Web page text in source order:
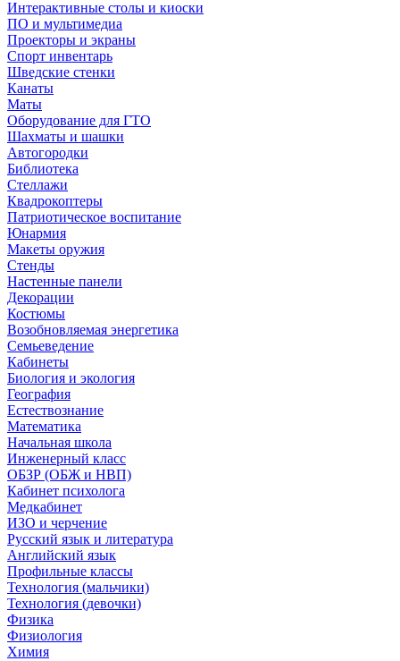
Интерактивные столы и киоски
ПО и мультимедиа
Проекторы и экраны
Спорт инвентарь
Шведские стенки
Канаты
Маты
Оборудование для ГТО
Шахматы и шашки
Автогородки
Библиотека
Стеллажи
Квадрокоптеры
Патриотическое воспитание
Юнармия
Макеты оружия
Стенды
Настенные панели
Декорации
Костюмы
Возобновляемая энергетика
Семьеведение
Кабинеты
Биология и экология
География
Естествознание
Математика
Начальная школа
Инженерный класс
ОБЗР (ОБЖ и НВП)
Кабинет психолога
Медкабинет
ИЗО и черчение
Русский язык и литература
Английский язык
Профильные классы
Технология (мальчики)
Технология (девочки)
Физика
Физиология
Химия